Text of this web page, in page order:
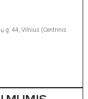
g. 44, Vilnius (Centrinis